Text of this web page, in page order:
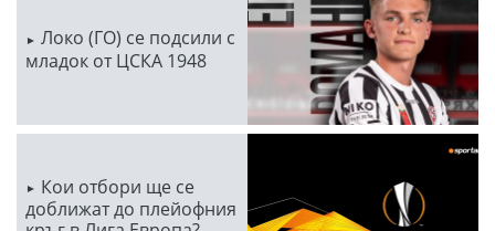
Локо (ГО) се подсили с
младок от ЦСКА 1948
Кои отбори ще се
доближат до плейофния